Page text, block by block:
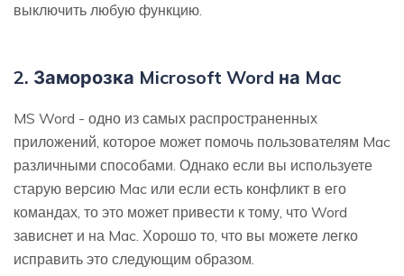
выключить любую функцию.
2. Заморозка Microsoft Word на Mac
MS Word - одно из самых распространенных
приложений, которое может помочь пользователям Mac
различными способами. Однако если вы используете
старую версию Mac или если есть конфликт в его
командах, то это может привести к тому, что Word
зависнет и на Mac. Хорошо то, что вы можете легко
исправить это следующим образом.